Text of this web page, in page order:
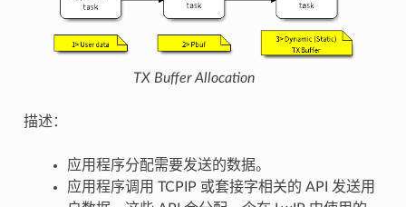
TX Buffer Allocation
描述：
应用程序分配需要发送的数据。
应用程序调用 TCPIP 或套接字相关的 API 发送用